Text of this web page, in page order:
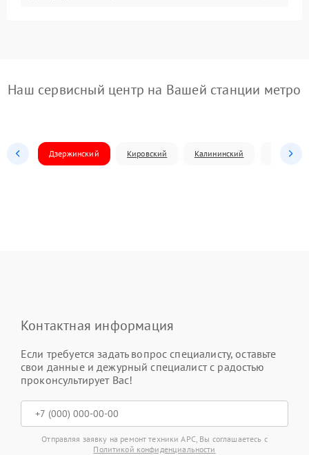
Наш сервисный центр на Вашей станции метро
Дзержинский Кировский Калининский
Контактная информация
Если требуется задать вопрос специалисту, оставьте
свои данные и дежурный специалист с радостью
проконсультирует Вас!
Отправляя заявку на ремонт техники APC, Вы соглашаетесь с
Политикой конфиденциальности